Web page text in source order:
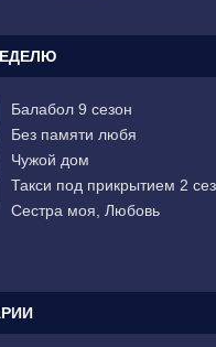
Балабол 9 сезон
Без памяти любя
Чужой дом
Такси под прикрытием 2
Сестра моя, Любовь